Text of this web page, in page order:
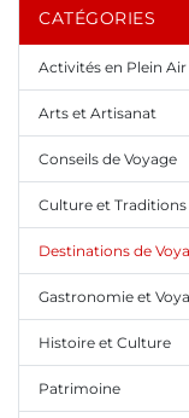
CATÉGORIES
Activités en Plein Air
Arts et Artisanat
Conseils de Voyage
Culture et Traditions
Destinations de
Gastronomie et
Histoire et Culture
Patrimoine